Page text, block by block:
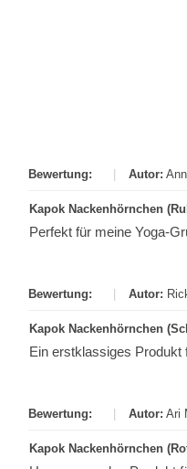
Bewertung: Autor:
Kapok Nackenhörnchen
Perfekt für meine Yoga-
Bewertung: Autor:
Kapok Nackenhörnchen
Ein erstklassiges Produkt
Bewertung: Autor: Ari
Kapok Nackenhörnchen